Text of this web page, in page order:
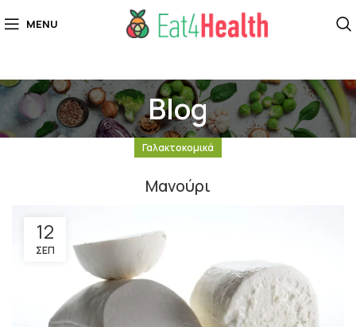
MENU
Blog
Γαλακτοκομικά
Μανούρι
12
ΣΕΠ